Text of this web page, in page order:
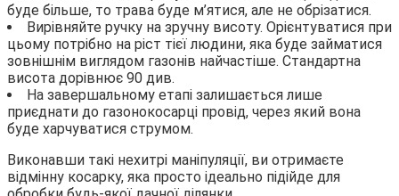
буде більше, то трава буде м’ятися, але не обрізатися.
Вирівняйте ручку на зручну висоту. Орієнтуватися при
цьому потрібно на ріст тієї людини, яка буде займатися
зовнішнім виглядом газонів найчастіше. Стандартна
висота дорівнює 90 див.
На завершальному етапі залишається лише
приєднати до газонокосарці провід, через який вона
буде харчуватися струмом.
Виконавши такі нехитрі маніпуляції, ви отримаєте
відмінну косарку, яка просто ідеально підійде для